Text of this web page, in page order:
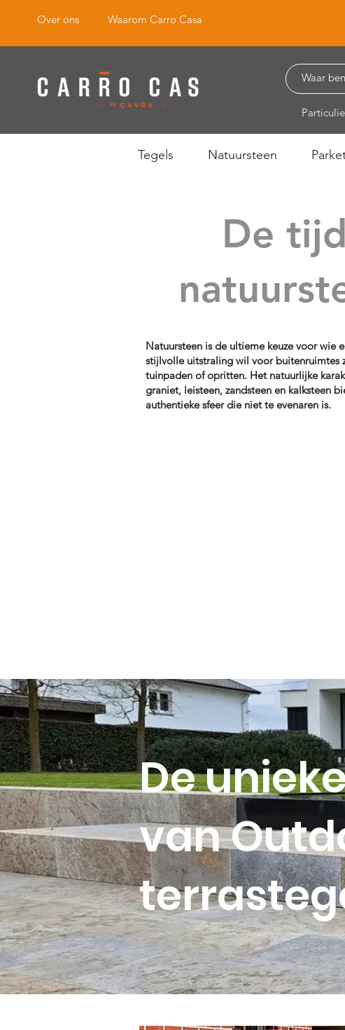
Over ons Waarom Carro Casa
Tegels Natuursteen
De
Natuursteen is de ultieme keuze voor wie
stijlvolle uitstraling wil voor buitenruimtes
tuinpaden of opritten. Het natuurlijke
graniet, leisteen, zandsteen en kalksteen
authentieke sfeer die niet te evenaren is.
De
van